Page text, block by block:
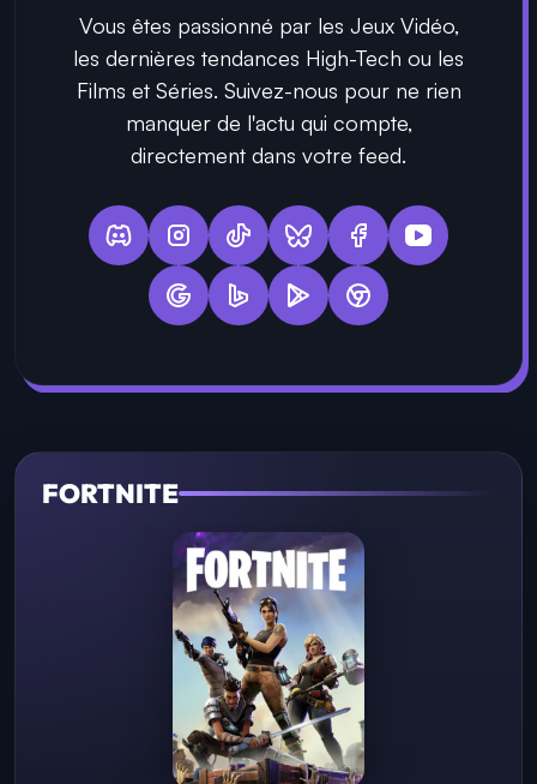
Vous êtes passionné par les Jeux Vidéo,
les dernières tendances High-Tech ou les
Films et Séries. Suivez-nous pour ne rien
manquer de l'actu qui compte,
directement dans votre feed.
FORTNITE